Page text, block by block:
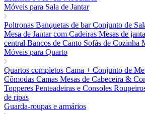
Móveis para Sala de Jantar
Poltronas Banquetas de barConjunto de
Mesa de Jantar com Cadeiras Mesas de
central Bancos de Canto Sofás de Cozinha
Móveis para Quarto
Quartos completos Cama + Conjunto de
Cômodas Camas Mesas de Cabeceira &
Topperes Penteadeiras e Consoles
de ripas
Guarda-roupas e armários